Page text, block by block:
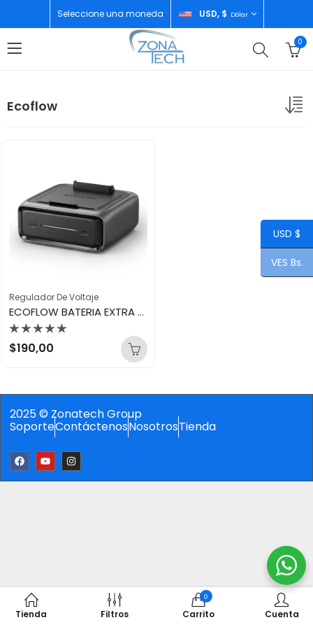
Seleccione una moneda USD, $ Dólar
0
Ecoflow
Regulador De Voltaje
ECOFLOW BATERIA EXTRA RIVER 3 PLUS 286WH EB300
Valorado
con
$190,00
2025 © Zonatech Group
SoporteContáctenosNosotrosTienda
Tienda Filtros
0
Carrito Cuenta
USD $
VES Bs.